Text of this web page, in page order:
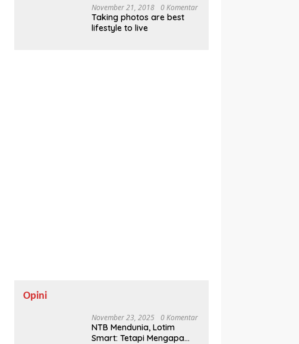
Mangrove
November 21, 2018 0 Komentar
Taking photos are best
lifestyle to live
Opini
November 23, 2025 0 Komentar
NTB Mendunia, Lotim
Smart: Tetapi Mengapa